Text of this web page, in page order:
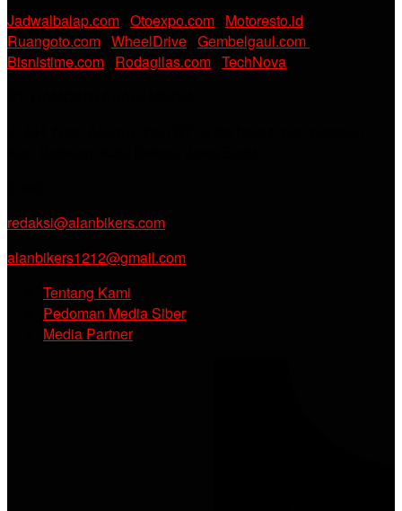
Jadwalbalap.com Otoexpo.com Motoresto.id
Ruangoto.com WheelDrive Gembelgaul.com
Bisnistime.com Rodagilas.com TechNova
redaksi@alanbikers.com
alanbikers1212@gmail.com
Tentang Kami
Pedoman Media Siber
Media Partner